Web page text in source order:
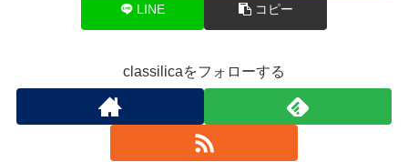
LINE コピー
classilicaをフォローする